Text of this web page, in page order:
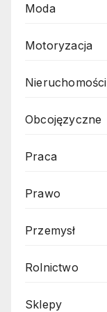
Moda
Motoryzacja
Nieruchomości
Obcojęzyczne
Praca
Prawo
Przemysł
Rolnictwo
Sklepy